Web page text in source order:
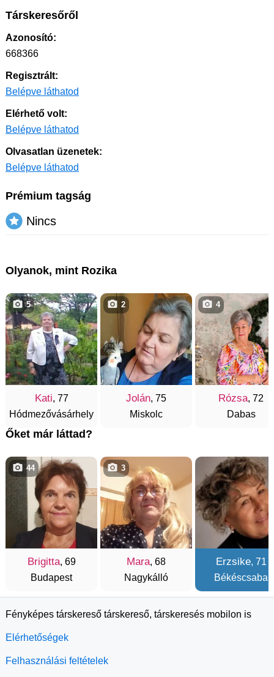
Társkeresőről
Azonosító:
668366
Regisztrált:
Belépve láthatod
Elérhető volt:
Belépve láthatod
Olvasatlan üzenetek:
Belépve láthatod
Prémium tagság
Nincs
Olyanok, mint Rozika
Kati, 77
Hódmezővásárhely
5
Jolán, 75
Miskolc
2
Rózsa, 72
Dabas
4
Őket már láttad?
Brigitta, 69
Budapest
44
Mara, 68
Nagykálló
3
Erzsike, 71
Békéscsaba
Fényképes társkereső társkereső, társkeresés mobilon is
Elérhetőségek
Felhasználási feltételek